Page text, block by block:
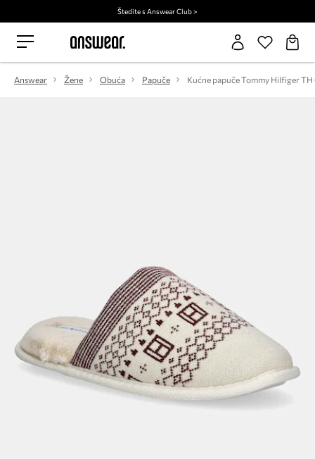
Štedite s Answear Club >
Answear Žene Obuća Papuče